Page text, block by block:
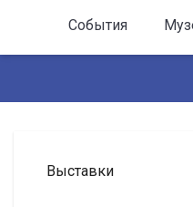
События
Выставки